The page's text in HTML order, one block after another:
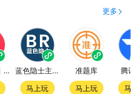
更多
店长直聘丨求职招聘找工作 蓝色隐士主题站
马上玩
准题库
马上玩
腾